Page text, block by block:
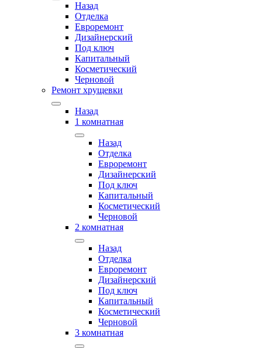
Назад
Отделка
Евроремонт
Дизайнерский
Под ключ
Капитальный
Косметический
Черновой
Ремонт хрущевки
Назад
1 комнатная
Назад
Отделка
Евроремонт
Дизайнерский
Под ключ
Капитальный
Косметический
Черновой
2 комнатная
Назад
Отделка
Евроремонт
Дизайнерский
Под ключ
Капитальный
Косметический
Черновой
3 комнатная